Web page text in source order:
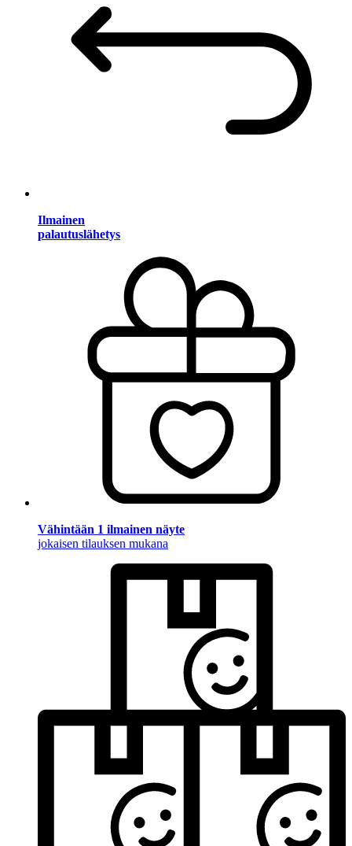
Ilmainen
palautuslähetys
Vähintään 1 ilmainen näyte
jokaisen tilauksen mukana